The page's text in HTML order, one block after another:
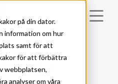
på din dator.
information om hur
samt för att
för att förbättra
webbplatsen,
analyser om våra
-